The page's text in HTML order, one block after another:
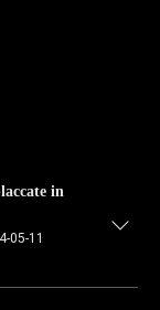
in
05-11